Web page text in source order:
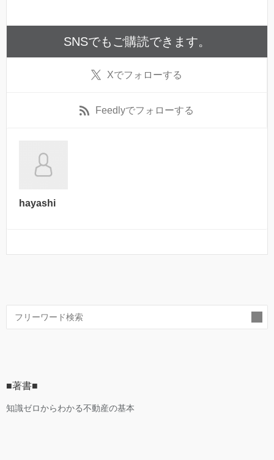
SNSでもご購読できます。
Xでフォローする
Feedlyでフォローする
hayashi
■著書■
知識ゼロからわかる不動産の基本